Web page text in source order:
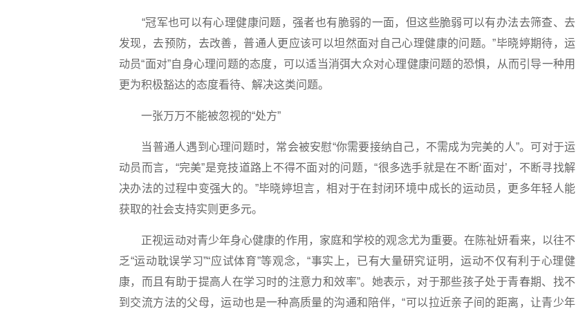
“冠军也可以有心理健康问题，强者也有脆弱的一面，但这些脆弱可以有办法去筛查、去
发现，去预防，去改善，普通人更应该可以坦然面对自己心理健康的问题。”毕晓婷期待，运
动员“面对”自身心理问题的态度，可以适当消弭大众对心理健康问题的恐惧，从而引导一种用
更为积极豁达的态度看待、解决这类问题。
一张万万不能被忽视的“处方”
当普通人遇到心理问题时，常会被安慰“你需要接纳自己，不需成为完美的人”。可对于运
动员而言，“完美”是竞技道路上不得不面对的问题，“很多选手就是在不断‘面对’，不断寻找解
决办法的过程中变强大的。”毕晓婷坦言，相对于在封闭环境中成长的运动员，更多年轻人能
获取的社会支持实则更多元。
正视运动对青少年身心健康的作用，家庭和学校的观念尤为重要。在陈祉妍看来，以往不
乏“运动耽误学习”“应试体育”等观念，“事实上，已有大量研究证明，运动不仅有利于心理健
康，而且有助于提高人在学习时的注意力和效率”。她表示，对于那些孩子处于青春期、找不
到交流方法的父母，运动也是一种高质量的沟通和陪伴，“可以拉近亲子间的距离，让青少年